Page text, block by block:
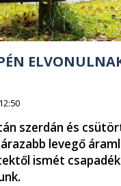
szerdán és
levegő
ismét